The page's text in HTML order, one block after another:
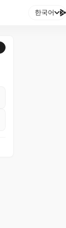
한국어